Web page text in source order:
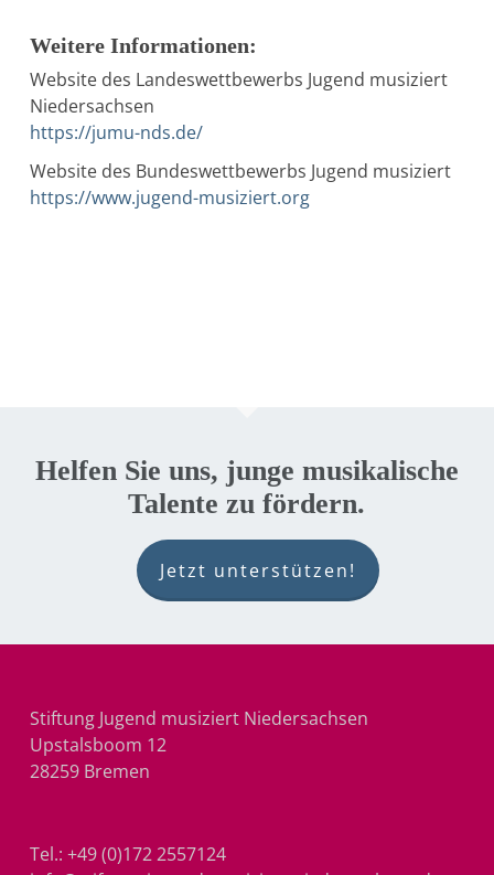
Weitere Informationen:
Website des Landeswettbewerbs Jugend musiziert
Niedersachsen
https://jumu-nds.de/
Website des Bundeswettbewerbs Jugend musiziert
https://www.jugend-musiziert.org
Helfen Sie uns, junge musikalische
Talente zu fördern.
Jetzt unterstützen!
Stiftung Jugend musiziert Niedersachsen
Upstalsboom 12
28259 Bremen
Tel.: +49 (0)172 2557124